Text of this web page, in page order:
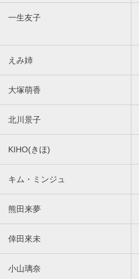
一生友子
えみ姉
大塚萌香
北川景子
KIHO(きほ)
キム・ミンジュ
熊田来夢
倖田來未
小山璃奈